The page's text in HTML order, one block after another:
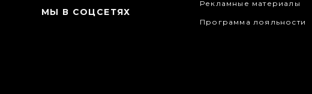
МЫ В СОЦСЕТЯХ
Рекламные материалы
Программа лояльности